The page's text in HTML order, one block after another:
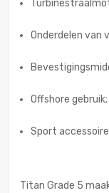
Onderdelen van
Offshore gebruik;
Sport
Titan Grade 5